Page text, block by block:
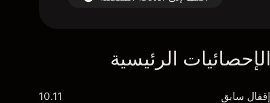
الإحصائيات الرئيسية
إقفال سابق 10.11